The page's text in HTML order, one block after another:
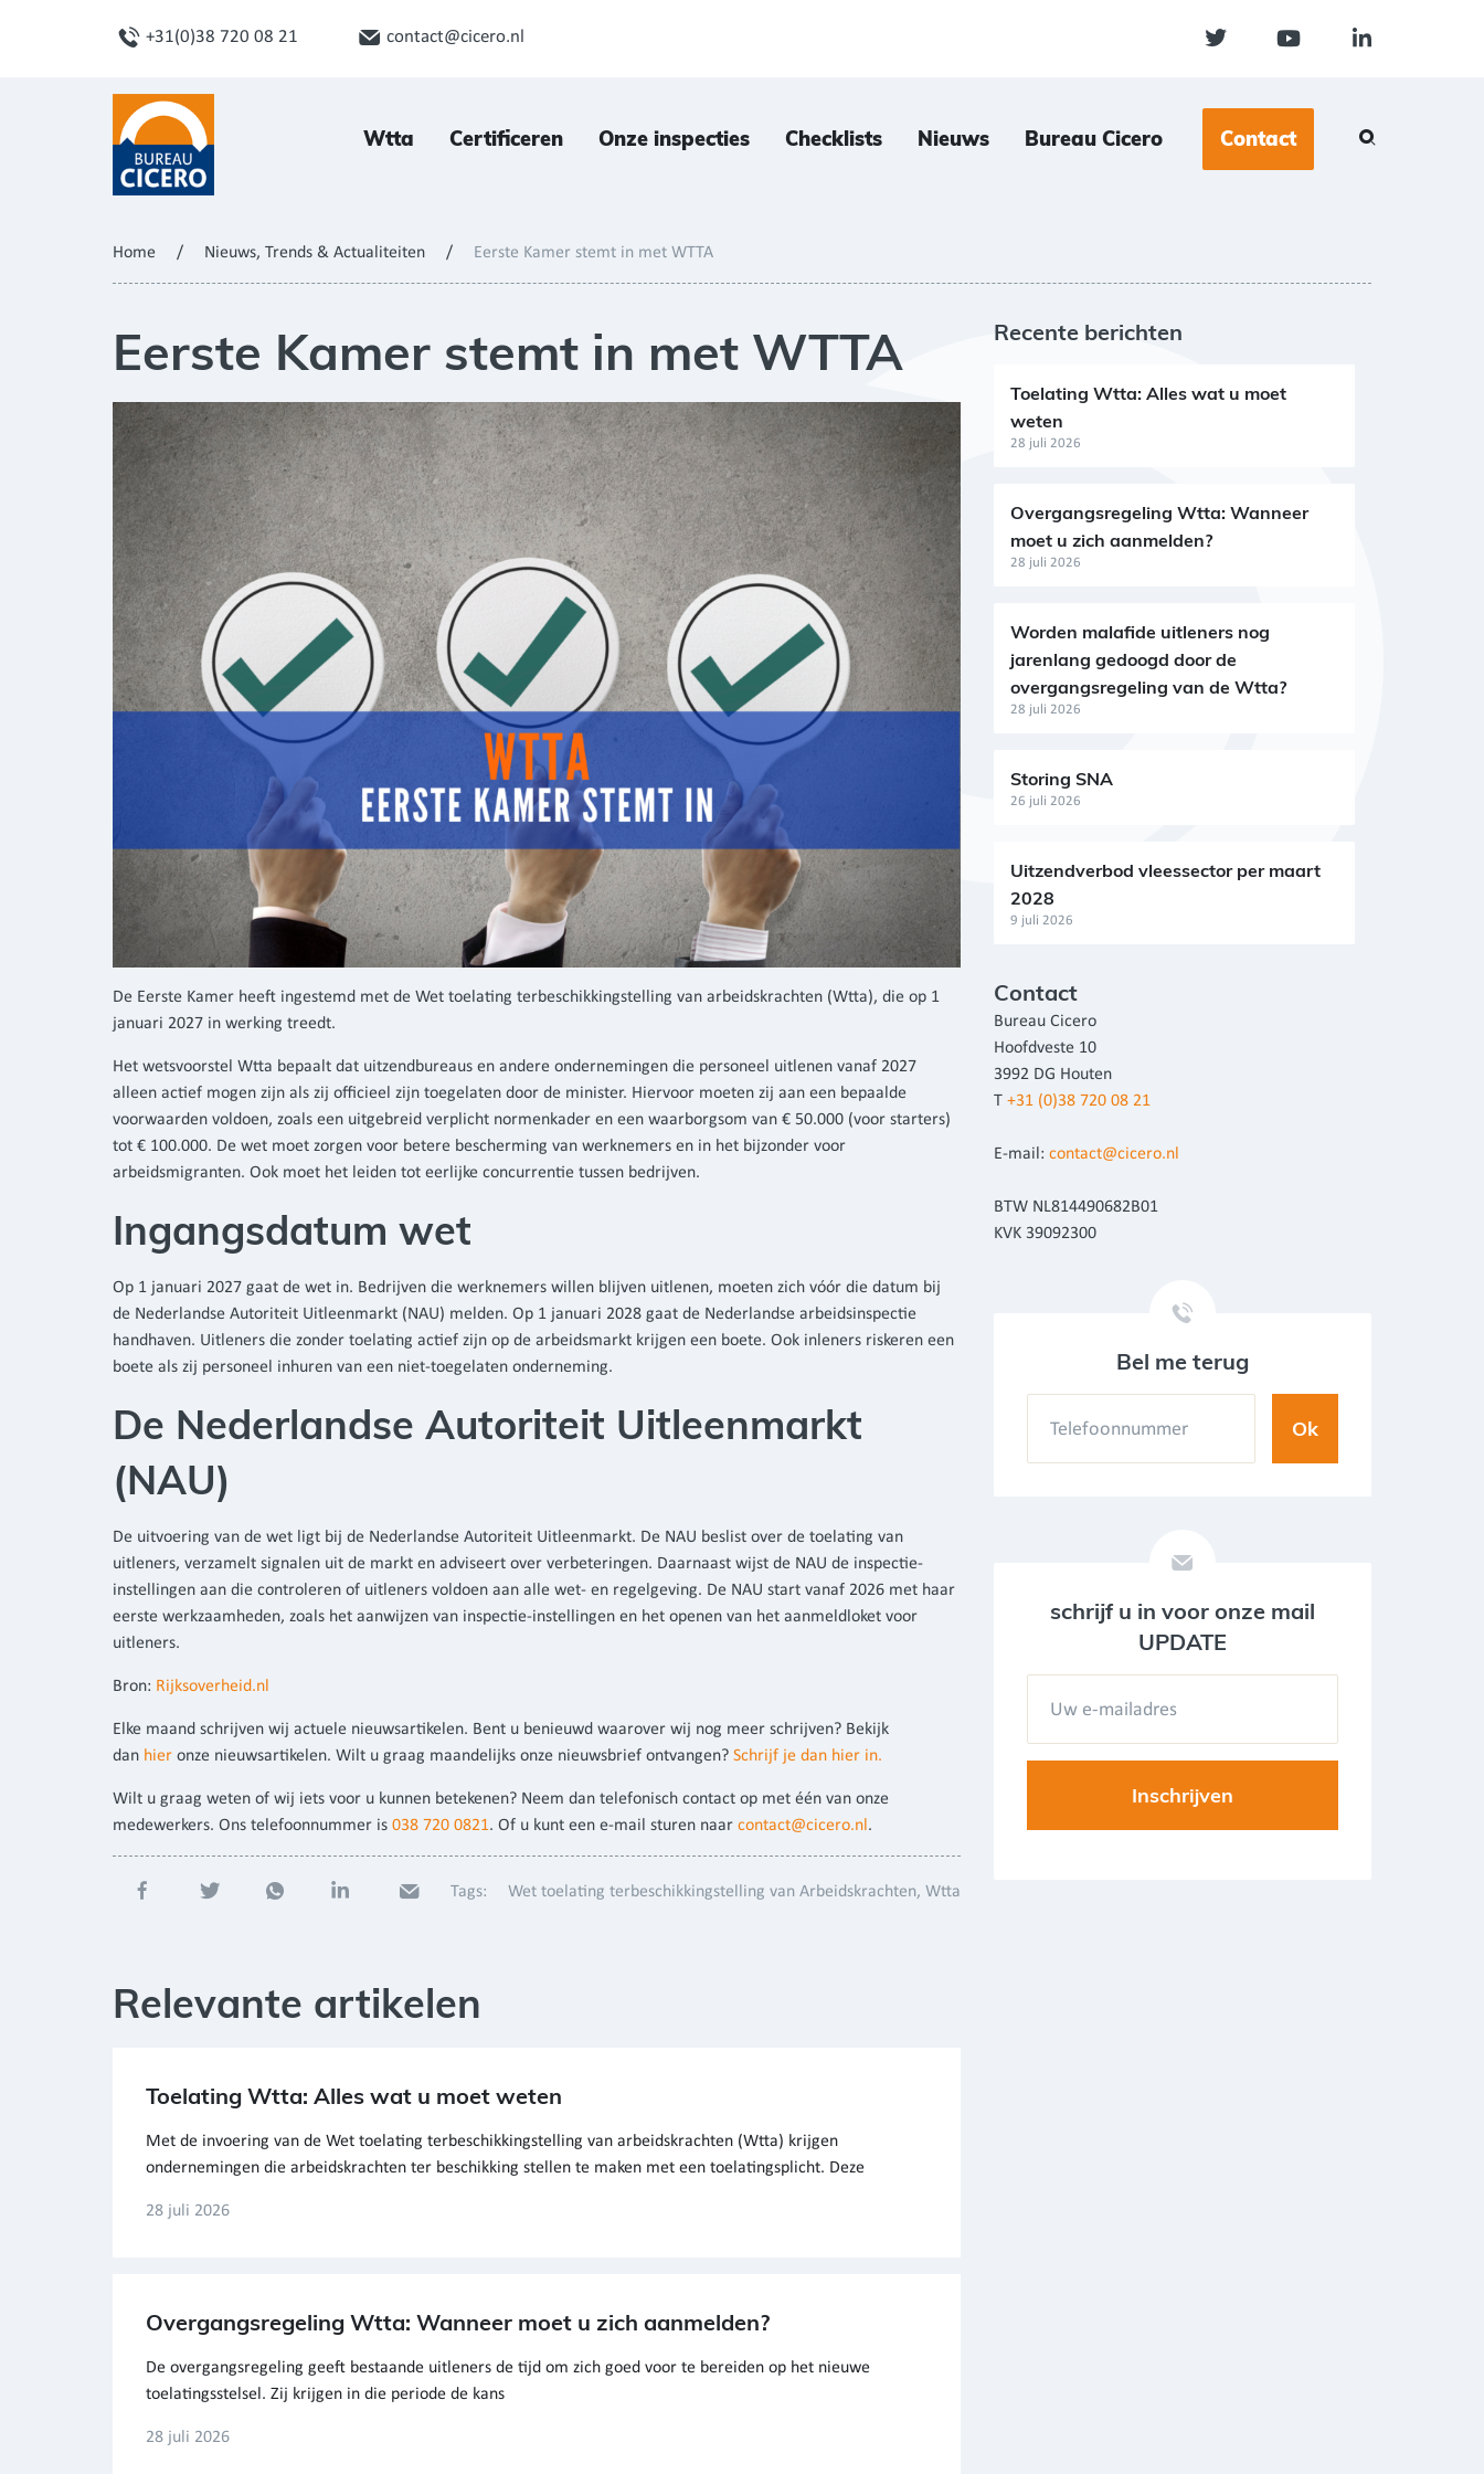
+31(0)38 720 08 21 contact@cicero.nl
Wtta Certificeren Onze inspecties Checklists Nieuws Bureau Cicero Contact
Home / Nieuws, Trends & Actualiteiten / Eerste Kamer stemt in met WTTA
Eerste Kamer stemt in met WTTA
De Eerste Kamer heeft ingestemd met de Wet toelating terbeschikkingstelling van arbeidskrachten (Wtta), die op 1
januari 2027 in werking treedt.
Het wetsvoorstel Wtta bepaalt dat uitzendbureaus en andere ondernemingen die personeel uitlenen vanaf 2027
alleen actief mogen zijn als zij officieel zijn toegelaten door de minister. Hiervoor moeten zij aan een bepaalde
voorwaarden voldoen, zoals een uitgebreid verplicht normenkader en een waarborgsom van € 50.000 (voor starters)
tot € 100.000. De wet moet zorgen voor betere bescherming van werknemers en in het bijzonder voor
arbeidsmigranten. Ook moet het leiden tot eerlijke concurrentie tussen bedrijven.
Ingangsdatum wet
Op 1 januari 2027 gaat de wet in. Bedrijven die werknemers willen blijven uitlenen, moeten zich vóór die datum bij
de Nederlandse Autoriteit Uitleenmarkt (NAU) melden. Op 1 januari 2028 gaat de Nederlandse arbeidsinspectie
handhaven. Uitleners die zonder toelating actief zijn op de arbeidsmarkt krijgen een boete. Ook inleners riskeren een
boete als zij personeel inhuren van een niet-toegelaten onderneming.
De Nederlandse Autoriteit Uitleenmarkt
(NAU)
De uitvoering van de wet ligt bij de Nederlandse Autoriteit Uitleenmarkt. De NAU beslist over de toelating van
uitleners, verzamelt signalen uit de markt en adviseert over verbeteringen. Daarnaast wijst de NAU de inspectie-
instellingen aan die controleren of uitleners voldoen aan alle wet- en regelgeving. De NAU start vanaf 2026 met haar
eerste werkzaamheden, zoals het aanwijzen van inspectie-instellingen en het openen van het aanmeldloket voor
uitleners.
Bron: Rijksoverheid.nl
Elke maand schrijven wij actuele nieuwsartikelen. Bent u benieuwd waarover wij nog meer schrijven? Bekijk
dan hier onze nieuwsartikelen. Wilt u graag maandelijks onze nieuwsbrief ontvangen? Schrijf je dan hier in.
Wilt u graag weten of wij iets voor u kunnen betekenen? Neem dan telefonisch contact op met één van onze
medewerkers. Ons telefoonnummer is 038 720 0821. Of u kunt een e-mail sturen naar contact@cicero.nl.
Tags: Wet toelating terbeschikkingstelling van Arbeidskrachten Wtta
Relevante artikelen
Toelating Wtta: Alles wat u moet weten
Met de invoering van de Wet toelating terbeschikkingstelling van arbeidskrachten (Wtta) krijgen
ondernemingen die arbeidskrachten ter beschikking stellen te maken met een toelatingsplicht. Deze
28 juli 2026
Overgangsregeling Wtta: Wanneer moet u zich aanmelden?
De overgangsregeling geeft bestaande uitleners de tijd om zich goed voor te bereiden op het nieuwe
toelatingsstelsel. Zij krijgen in die periode de kans
28 juli 2026
Recente berichten
Toelating Wtta: Alles wat u moet
weten
28 juli 2026
Overgangsregeling Wtta: Wanneer
moet u zich aanmelden?
28 juli 2026
Worden malafide uitleners nog
jarenlang gedoogd door de
overgangsregeling van de Wtta?
28 juli 2026
Storing SNA
26 juli 2026
Uitzendverbod vleessector per maart
2028
9 juli 2026
Contact
Bureau Cicero
Hoofdveste 10
3992 DG Houten
T +31 (0)38 720 08 21
E-mail: contact@cicero.nl
BTW NL814490682B01
KVK 39092300
Bel me terug
schrijf u in voor onze mail
UPDATE